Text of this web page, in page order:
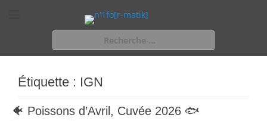
n'1fo[r-matik]
Pour les nymphos d'infos en info…
Étiquette : IGN
🐠 Poissons d’Avril, Cuvée 2026 🐟